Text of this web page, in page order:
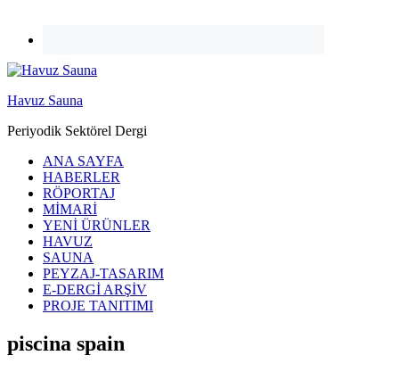
Havuz Sauna
Periyodik Sektörel Dergi
ANA SAYFA
HABERLER
RÖPORTAJ
MİMARİ
YENİ ÜRÜNLER
HAVUZ
SAUNA
PEYZAJ-TASARIM
E-DERGİ ARŞİV
PROJE TANITIMI
piscina spain